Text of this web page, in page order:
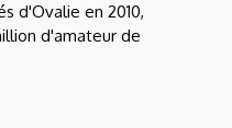
d'Ovalie en 2010,
d'amateur de